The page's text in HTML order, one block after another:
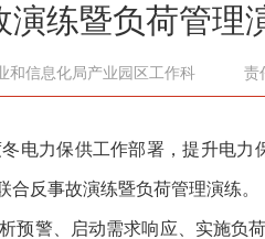
演练暨负荷管理
和信息化局产业园区工作科 责
电力保供工作部署，提升电
反事故演练暨负荷管理演练。
预警、启动需求响应、实施负